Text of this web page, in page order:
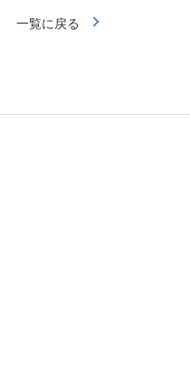
一覧に戻る